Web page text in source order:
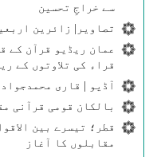
سے خراجِ تحسین
تصاویر| زائرین
عمان ریڈیو قرآن کے
قراء کی تلاوتوں کے
آڈیو | قاری
بالکان قومی قرآنی
قطر؛ تیسرے بین
مقابلوں کا آغاز